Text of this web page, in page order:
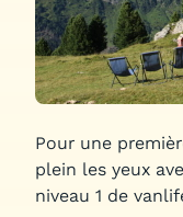
Pour une
plein les yeux
niveau 1 de